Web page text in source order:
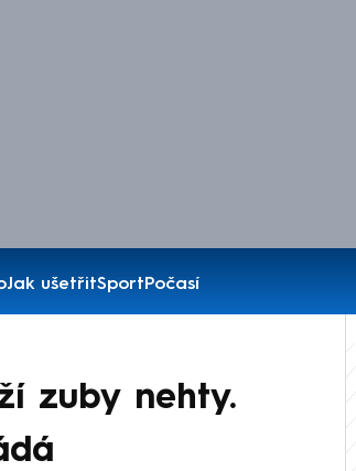
Jak ušetřitSportPočasí
zuby nehty.